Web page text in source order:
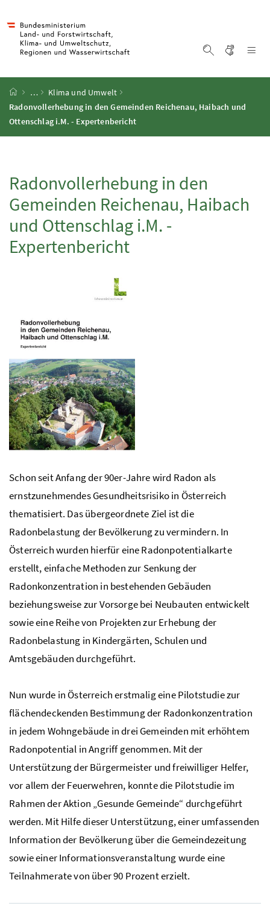
Startseite
…
Klima und Umwelt
Radonvollerhebung in den Gemeinden Reichenau, Haibach und
Ottenschlag i.M. - Expertenbericht
Radonvollerhebung in den
Gemeinden Reichenau, Haibach
und Ottenschlag i.M. -
Expertenbericht
Schon seit Anfang der 90er-Jahre wird Radon als
ernstzunehmendes Gesundheitsrisiko in Österreich
thematisiert. Das übergeordnete Ziel ist die
Radonbelastung der Bevölkerung zu vermindern. In
Österreich wurden hierfür eine Radonpotentialkarte
erstellt, einfache Methoden zur Senkung der
Radonkonzentration in bestehenden Gebäuden
beziehungsweise zurVorsorge bei Neubauten entwickelt
sowie eine Reihe von Projekten zur Erhebung der
Radonbelastung in Kindergärten, Schulen und
Amtsgebäuden durchgeführt.
Nun wurde in Österreich erstmalig eine Pilotstudie zur
flächendeckenden Bestimmung der Radonkonzentration
in jedem Wohngebäude in drei Gemeinden mit erhöhtem
Radonpotential in Angriff genommen. Mit der
Unterstützung der Bürgermeister und freiwilliger Helfer,
vor allem der Feuerwehren, konnte die Pilotstudie im
Rahmen der Aktion „Gesunde Gemeinde“ durchgeführt
werden. Mit Hilfe dieser Unterstützung, einer umfassenden
Information der Bevölkerung über die Gemeindezeitung
sowie einer Informationsveranstaltung wurde eine
Teilnahmerate von über 90 Prozent erzielt.